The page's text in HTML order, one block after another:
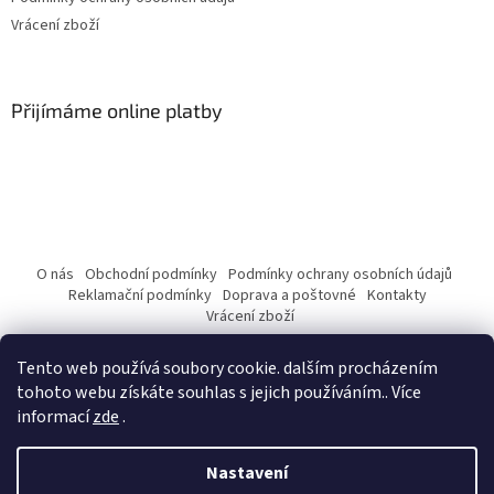
Tento web používá soubory cookie. dalším procházením
tohoto webu získáte souhlas s jejich používáním.. Více
informacízde.
Nastavení
Vrácení zboží
Přijímáme online platby
O nás Obchodní podmínky Podmínky ochrany osobních údajů
Reklamační podmínky Doprava a poštovné Kontakty
Vrácení zboží